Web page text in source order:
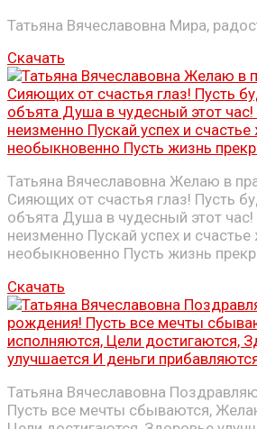
Татьяна Вячеславовна Мира,
Скачать
Татьяна Вячеславовна Желаю в
Сияющих от счастья глаз! Пусть
объята Душа в чудесный этот час!
неизменно Пускай успех и
необыкновенно Пусть жизнь
Скачать
Татьяна Вячеславовна
Пусть все мечты сбываются,